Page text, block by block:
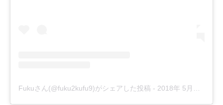
Fukuさん(@fuku2kufu9)がシェアした投稿 - 2018年 5月月18日午前6時52分PDT